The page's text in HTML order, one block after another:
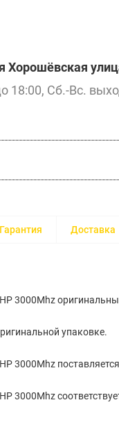
Хорошёвская
18:00, Сб.-Вс.
Гарантия Доставка
3000Mhz
упаковке.
3000Mhz
3000Mhz